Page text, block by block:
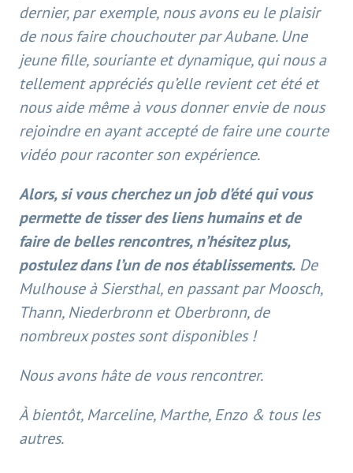
dernier, par exemple, nous avons eu le plaisir
de nous faire chouchouter par Aubane. Une
jeune fille, souriante et dynamique, qui nous a
tellement appréciés qu’elle revient cet été et
nous aide même à vous donner envie de nous
rejoindre en ayant accepté de faire une courte
vidéo pour raconter son expérience.
Alors, si vous cherchez un job d’été qui vous
permette de tisser des liens humains et de
faire de belles rencontres, n’hésitez plus,
postulez dans l’un de nos établissements. De
Mulhouse à Siersthal, en passant par Moosch,
Thann, Niederbronn et Oberbronn, de
nombreux postes sont disponibles !
Nous avons hâte de vous rencontrer.
À bientôt, Marceline, Marthe, Enzo & tous les
autres.